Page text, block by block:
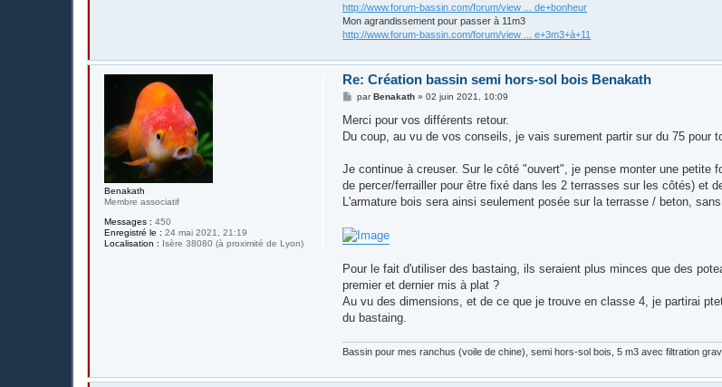
http://www.forum-bassin.com/forum/view ... de+bonheur
Mon agrandissement pour passer à 11m3
http://www.forum-bassin.com/forum/view ... e+3m3+à+11
Benakath
Membre associatif
Messages : 450
Enregistré le : 24 mai 2021, 21:19
Localisation : Isère 38080 (à proximité de Lyon)
Re: Création bassin semi hors-sol bois Benakath
M
s
a
parBenakath »02 juin 2021, 10:09
Merci pour vos différents retour.
Du coup, au vu de vos conseils, je vais surement partir sur du 75 pour
Je continue à creuser. Sur le côté "ouvert", je pense monter une petite
de percer/ferrailler pour être fixé dans les 2 terrasses sur les côtés) et
L'armature bois sera ainsi seulement posée sur la terrasse / beton,
Pour le fait d'utiliser des bastaing, ils seraient plus minces que des
premier et dernier mis à plat ?
Au vu des dimensions, et de ce que je trouve en classe 4, je partirai
du bastaing.
Bassin pour mes ranchus (voile de chine), semi hors-sol bois, 5 m3 avec filtration